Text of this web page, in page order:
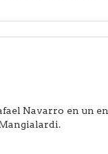
Navarro en un